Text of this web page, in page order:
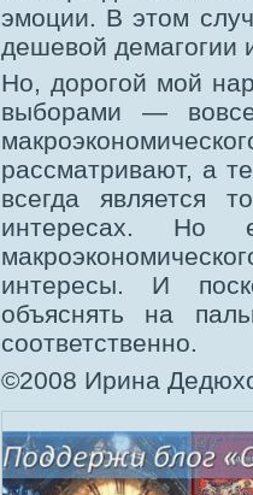
эмоции. В этом
дешевой демагогии
Но, дорогой мой
выборами —
рассматривают, а
всегда является
интересах.
интересы. И
объяснять на
соответственно.
©2008 Ирина